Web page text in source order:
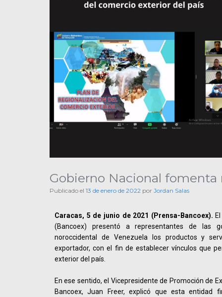
Gobierno Nacional
Publicado el 13 de enero de 2022 por Jordan Salas
Caracas, 5 de junio de 2021 (Prensa-Bancoex).
(Bancoex) presentó a representantes de las
noroccidental de Venezuela los productos y
exportador, con el fin de establecer vínculos que
exterior del país.
En ese sentido, el Vicepresidente de Promoción de
Bancoex, Juan Freer, explicó que esta entidad